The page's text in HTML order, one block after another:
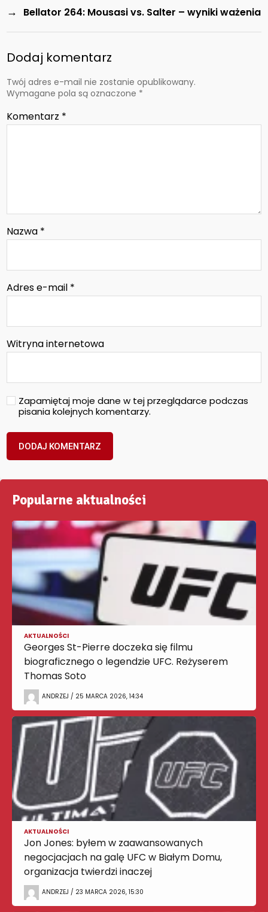
→ Bellator 264: Mousasi vs. Salter – wyniki ważenia
Dodaj komentarz
Twój adres e-mail nie zostanie opublikowany.
Wymagane pola są oznaczone *
Komentarz *
Nazwa *
Adres e-mail *
Witryna internetowa
Zapamiętaj moje dane w tej przeglądarce podczas
pisania kolejnych komentarzy.
Popularne aktualności
AKTUALNOŚCI
Georges St-Pierre doczeka się filmu
biograficznego o legendzie UFC. Reżyserem
Thomas Soto
ANDRZEJ / 25 MARCA 2026, 14:34
AKTUALNOŚCI
Jon Jones: byłem w zaawansowanych
negocjacjach na galę UFC w Białym Domu,
organizacja twierdzi inaczej
ANDRZEJ / 23 MARCA 2026, 15:30